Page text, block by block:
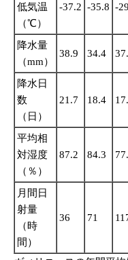
低気温
（℃）
-37.2 -35.8 -
降水量
（mm）
38.9 34.4
降水日
数
（日）
21.7 18.4
平均相
対湿度
（％）
87.2 84.3
月間日
射量
（時
間）
36 71